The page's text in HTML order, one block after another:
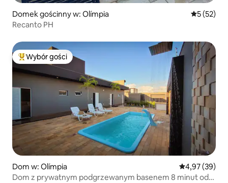
Domek gościnny w: Olímpia Średnia
5 (52)
Recanto PH
Najpopularniejsze z kategorii Wybór gości
Wybór gości
Dom w: Olímpia Średnia
4,97 (39)
Dom z prywatnym podgrzewanym basenem 8 minut od